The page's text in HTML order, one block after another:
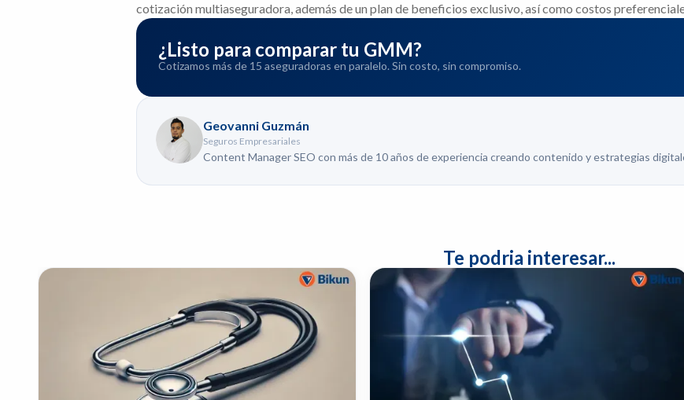
cotización multiaseguradora, además de un plan de beneficios exclusivo, así como costos
¿Listo para comparar tu GMM?
Cotizamos más de 15 aseguradoras en paralelo. Sin costo, sin compromiso.
Geovanni Guzmán
Seguros Empresariales
Content Manager SEO con más de 10 años de experiencia creando contenido y estrategias
Te podria interesar...